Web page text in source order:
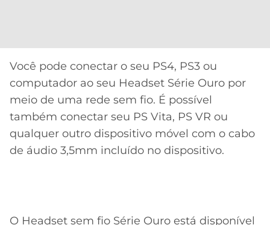
Você pode conectar o seu PS4, PS3 ou
computador ao seu Headset Série Ouro por
meio de uma rede sem fio. É possível
também conectar seu PS Vita, PS VR ou
qualquer outro dispositivo móvel com o cabo
de áudio 3,5mm incluído no dispositivo.
O Headset sem fio Série Ouro está disponível